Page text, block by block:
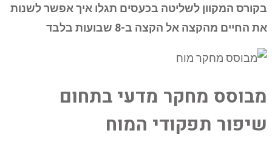
בקורס המקוון לשליטה בכעסים תגלו איך אפשר לשנות
את החיים מהקצה אל הקצה ב-8 שבועות בלבד
מבוסס מחקר מדעי בתחום
שיפור תפקודי המוח